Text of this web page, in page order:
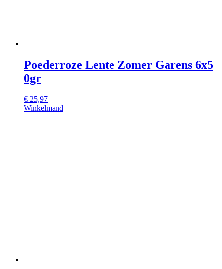
Poederroze Lente Zomer Garens 6x5
0gr
€ 25,97
Winkelmand